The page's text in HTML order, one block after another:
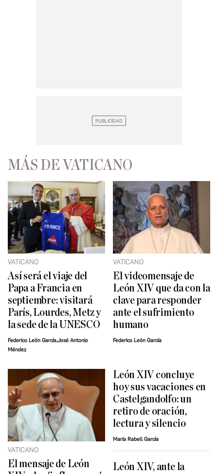
MÁS DE VATICANO
VATICANO
Así será el viaje del
Papa a Francia en
septiembre: visitará
París, Lourdes, Metz y
la sede de la UNESCO
Federico León García,José Antonio
Méndez
VATICANO
El videomensaje de
León XIV que da con la
clave para responder
ante el sufrimiento
humano
Federico León García
VATICANO
El mensaje de León
León XIV concluye
hoy sus vacaciones en
Castelgandolfo: un
retiro de oración,
lectura y silencio
María Rabell García
León XIV, ante la